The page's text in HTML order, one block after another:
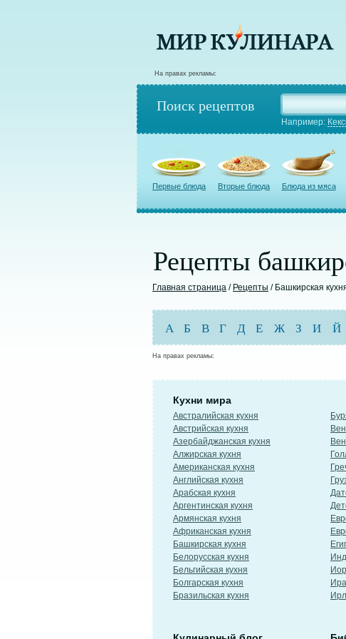
На правах рекламы:
Поиск рецептов
Например:
Первые блюда Вторые блюда Блюда из мяса
Рецепты
Главная страница / Рецепты / Башкирская
А Б В Г Д Е Ж З И Й
На правах рекламы:
Кухни мира
Австралийская кухня
Австрийская кухня
Азербайджанская кухня
Алжирская кухня
Американская кухня
Английская кухня
Арабская кухня
Аргентинская кухня
Армянская кухня
Африканская кухня
Башкирская кухня
Белорусская кухня
Бельгийская кухня
Болгарская кухня
Бразильская кухня